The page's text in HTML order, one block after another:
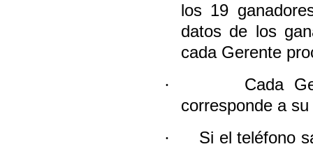
los 19
datos de los
cada Gerente
·
Cada
corresponde a
·
Si el teléfono